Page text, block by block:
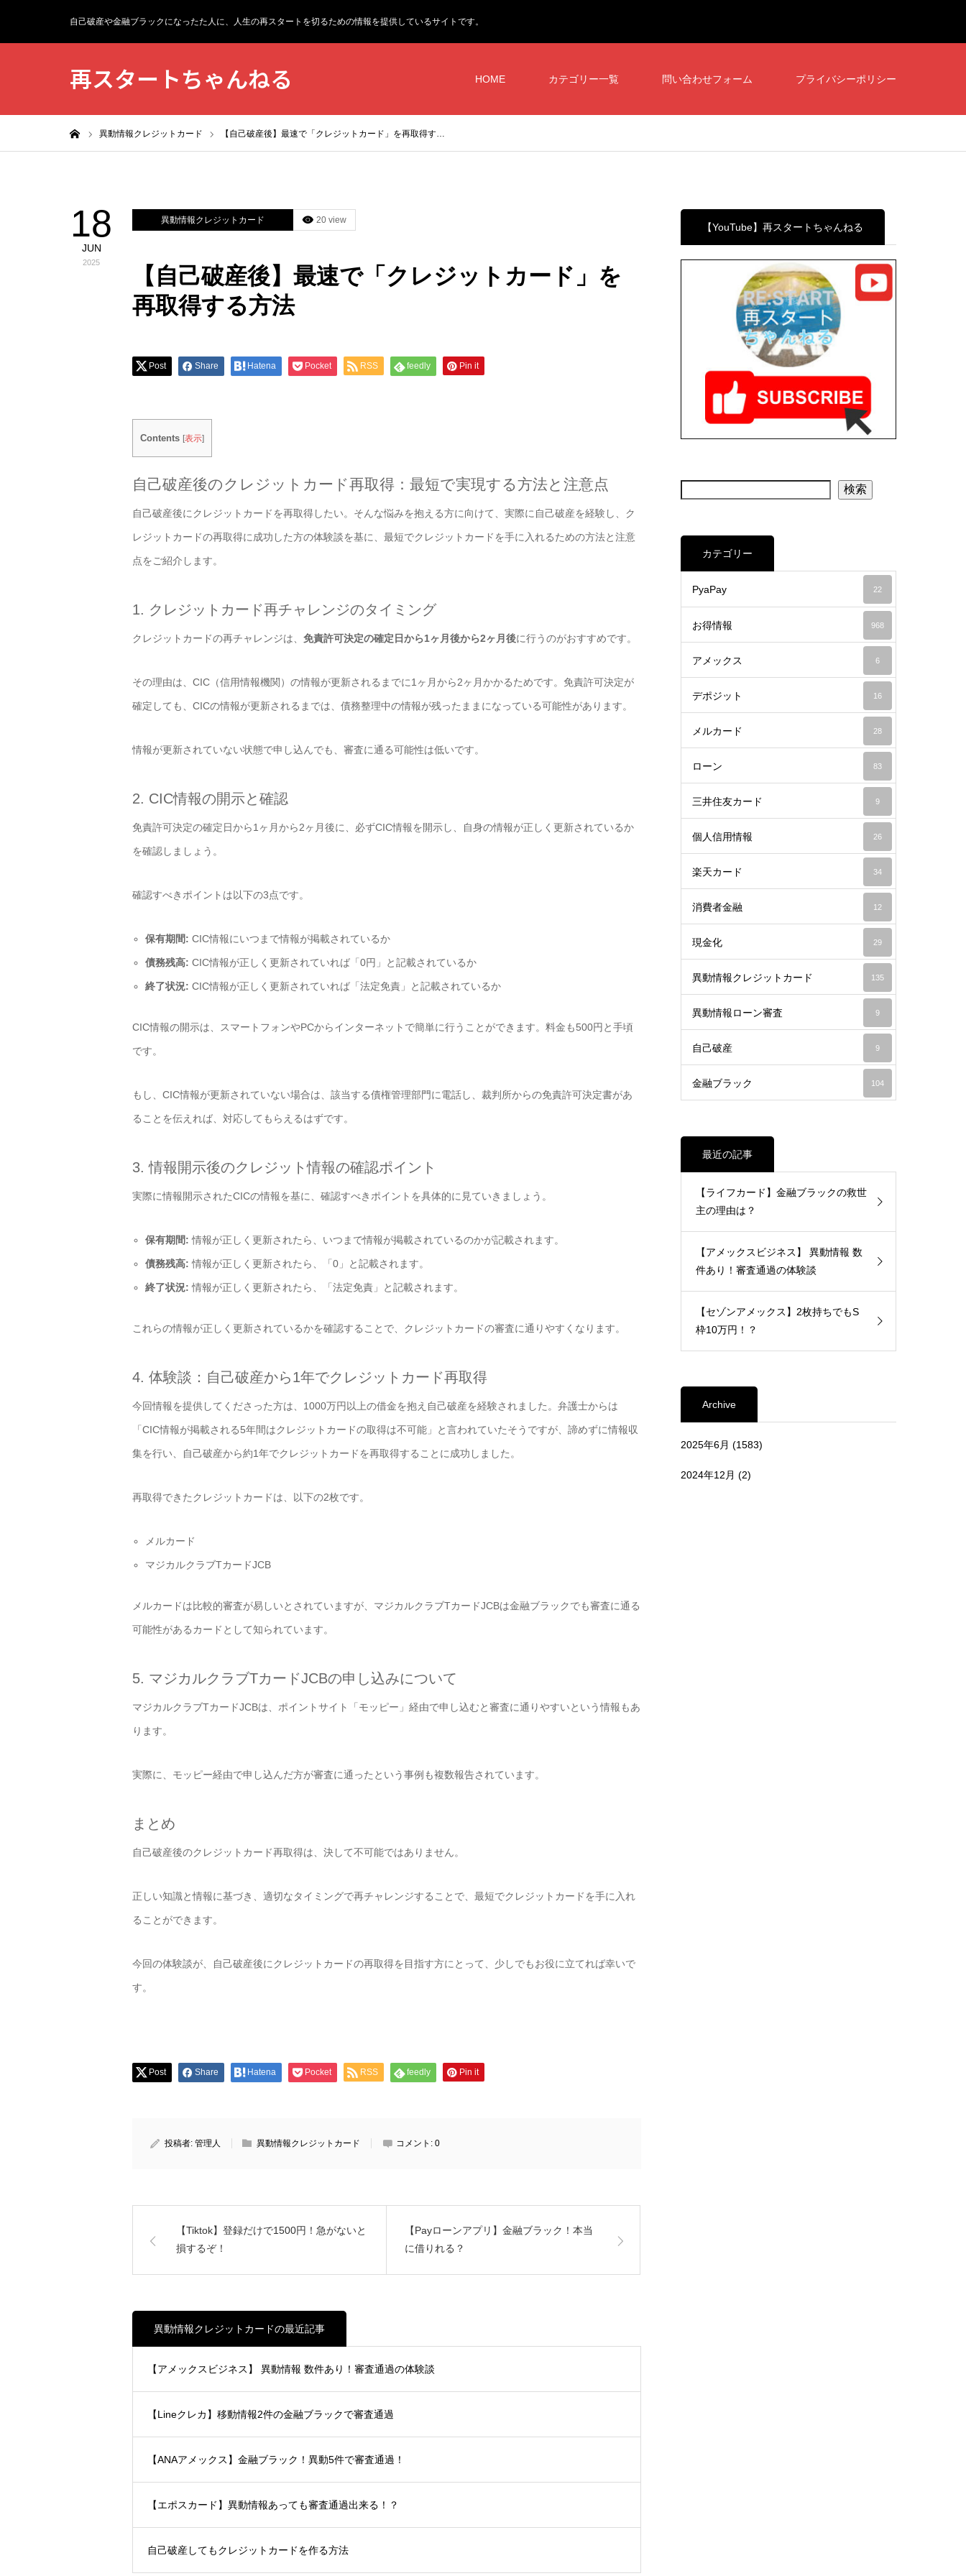
自己破産や金融ブラックになったた人に、人生の再スタートを切るための情報を提供しているサイトです。
再スタートちゃんねる HOME カテゴリー一覧 問い合わせフォーム プライバシーポリシー
異動情報クレジットカード 【自己破産後】最速で「クレジットカード」を再取得す…
18
JUN
2025
異動情報クレジットカード 20 view
【自己破産後】最速で「クレジットカード」を
再取得する方法
Post Share Hatena Pocket RSS feedly Pin it
Contents [表示]
自己破産後のクレジットカード再取得：最短で実現する方法と注意点
自己破産後にクレジットカードを再取得したい。そんな悩みを抱える方に向けて、実際に自己破産を経験し、ク
レジットカードの再取得に成功した方の体験談を基に、最短でクレジットカードを手に入れるための方法と注意
点をご紹介します。
1. クレジットカード再チャレンジのタイミング
クレジットカードの再チャレンジは、 免責許可決定の確定日から1ヶ月後から2ヶ月後に行うのがおすすめです。
その理由は、CIC（信用情報機関）の情報が更新されるまでに1ヶ月から2ヶ月かかるためです。免責許可決定が
確定しても、CICの情報が更新されるまでは、債務整理中の情報が残ったままになっている可能性があります。
情報が更新されていない状態で申し込んでも、審査に通る可能性は低いです。
2. CIC情報の開示と確認
免責許可決定の確定日から1ヶ月から2ヶ月後に、必ずCIC情報を開示し、自身の情報が正しく更新されているか
を確認しましょう。
確認すべきポイントは以下の3点です。
保有期間: CIC情報にいつまで情報が掲載されているか
債務残高: CIC情報が正しく更新されていれば「0円」と記載されているか
終了状況: CIC情報が正しく更新されていれば「法定免責」と記載されているか
CIC情報の開示は、スマートフォンやPCからインターネットで簡単に行うことができます。料金も500円と手頃
です。
もし、CIC情報が更新されていない場合は、該当する債権管理部門に電話し、裁判所からの免責許可決定書があ
ることを伝えれば、対応してもらえるはずです。
3. 情報開示後のクレジット情報の確認ポイント
実際に情報開示されたCICの情報を基に、確認すべきポイントを具体的に見ていきましょう。
保有期間: 情報が正しく更新されたら、いつまで情報が掲載されているのかが記載されます。
債務残高: 情報が正しく更新されたら、「0」と記載されます。
終了状況: 情報が正しく更新されたら、「法定免責」と記載されます。
これらの情報が正しく更新されているかを確認することで、クレジットカードの審査に通りやすくなります。
4. 体験談：自己破産から1年でクレジットカード再取得
今回情報を提供してくださった方は、1000万円以上の借金を抱え自己破産を経験されました。弁護士からは
「CIC情報が掲載される5年間はクレジットカードの取得は不可能」と言われていたそうですが、諦めずに情報収
集を行い、自己破産から約1年でクレジットカードを再取得することに成功しました。
再取得できたクレジットカードは、以下の2枚です。
メルカード
マジカルクラブTカードJCB
メルカードは比較的審査が易しいとされていますが、マジカルクラブTカードJCBは金融ブラックでも審査に通る
可能性があるカードとして知られています。
5. マジカルクラブTカードJCBの申し込みについて
マジカルクラブTカードJCBは、ポイントサイト「モッピー」経由で申し込むと審査に通りやすいという情報もあ
ります。
実際に、モッピー経由で申し込んだ方が審査に通ったという事例も複数報告されています。
まとめ
自己破産後のクレジットカード再取得は、決して不可能ではありません。
正しい知識と情報に基づき、適切なタイミングで再チャレンジすることで、最短でクレジットカードを手に入れ
ることができます。
今回の体験談が、自己破産後にクレジットカードの再取得を目指す方にとって、少しでもお役に立てれば幸いで
す。
Post Share Hatena Pocket RSS feedly Pin it
投稿者: 管理人 異動情報クレジットカード コメント: 0
【Tiktok】登録だけで1500円！急がないと
損するぞ！
【Payローンアプリ】金融ブラック！本当
に借りれる？
異動情報クレジットカードの最近記事
【アメックスビジネス】 異動情報 数件あり！審査通過の体験談
【Lineクレカ】移動情報2件の金融ブラックで審査通過
【ANAアメックス】金融ブラック！異動5件で審査通過！
【エポスカード】異動情報あっても審査通過出来る！？
自己破産してもクレジットカードを作る方法
【YouTube】再スタートちゃんねる
検索
カテゴリー
PyaPay 22
お得情報 968
アメックス 6
デポジット 16
メルカード 28
ローン 83
三井住友カード 9
個人信用情報 26
楽天カード 34
消費者金融 12
現金化 29
異動情報クレジットカード 135
異動情報ローン審査 9
自己破産 9
金融ブラック 104
最近の記事
【ライフカード】金融ブラックの救世
主の理由は？
【アメックスビジネス】 異動情報 数
件あり！審査通過の体験談
【セゾンアメックス】2枚持ちでもS
枠10万円！？
Archive
2025年6月 (1583)
2024年12月 (2)